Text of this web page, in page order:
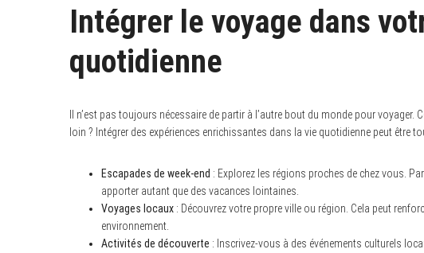
Intégrer le voyage dans
quotidienne
Il n’est pas toujours nécessaire de partir à l’autre bout du monde pour
loin ? Intégrer des expériences enrichissantes dans la vie quotidienne peut être
Escapades de week-end : Explorez les régions proches de chez vous.
apporter autant que des vacances lointaines.
Voyages locaux : Découvrez votre propre ville ou région. Cela peut
environnement.
Activités de découverte : Inscrivez-vous à des événements culturels